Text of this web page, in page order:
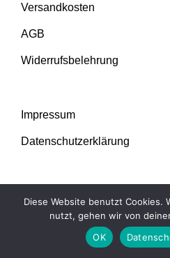
Versandkosten
AGB
Widerrufsbelehrung
Impressum
Datenschutzerklärung
Diese Website benutzt Cookies.
nutzt, gehen wir von
OK